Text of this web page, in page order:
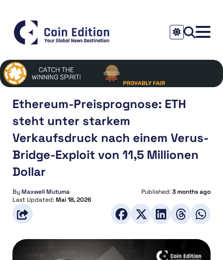
Ethereum-Preisprognose: ETH
steht unter starkem
Verkaufsdruck nach einem Verus-
Bridge-Exploit von 11,5 Millionen
Dollar
ByMaxwell Mutuma Published:3 months ago
Last Updated:Mai 18, 2026